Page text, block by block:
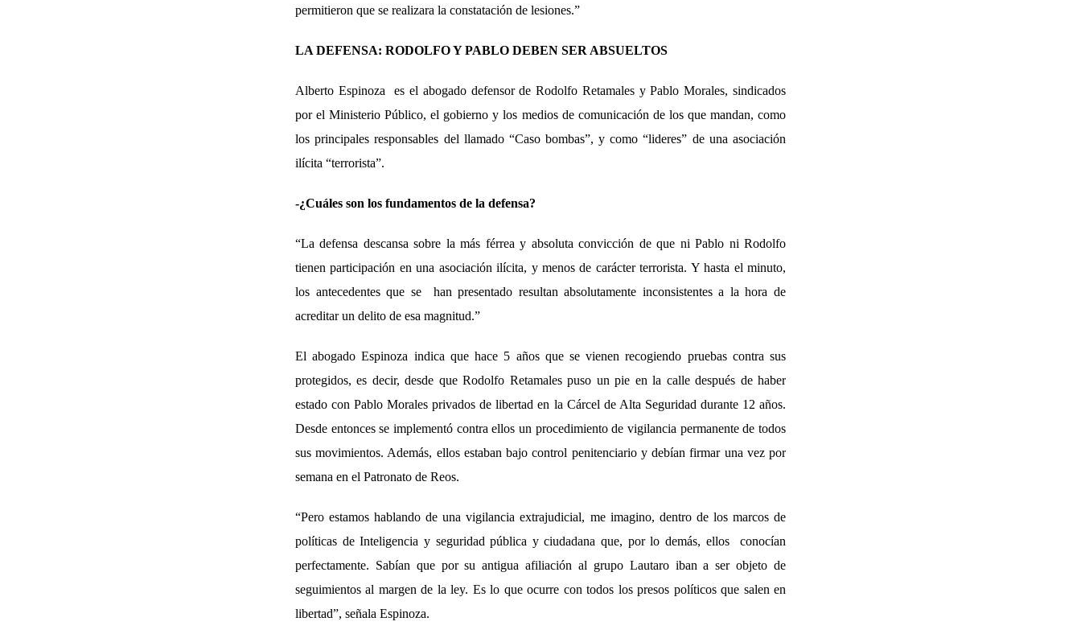
permitieron que se realizara la constatación de lesiones.”
LA DEFENSA: RODOLFO Y PABLO DEBEN SER ABSUELTOS
Alberto Espinoza es el abogado defensor de Rodolfo Retamales y Pablo Morales, sindicados
por el Ministerio Público, el gobierno y los medios de comunicación de los que mandan, como
los principales responsables del llamado “Caso bombas”, y como “lideres” de una asociación
ilícita “terrorista”.
-¿Cuáles son los fundamentos de la defensa?
“La defensa descansa sobre la más férrea y absoluta convicción de que ni Pablo ni Rodolfo
tienen participación en una asociación ilícita, y menos de carácter terrorista. Y hasta el minuto,
los antecedentes que se han presentado resultan absolutamente inconsistentes a la hora de
acreditar un delito de esa magnitud.”
El abogado Espinoza indica que hace 5 años que se vienen recogiendo pruebas contra sus
protegidos, es decir, desde que Rodolfo Retamales puso un pie en la calle después de haber
estado con Pablo Morales privados de libertad en la Cárcel de Alta Seguridad durante 12 años.
Desde entonces se implementó contra ellos un procedimiento de vigilancia permanente de todos
sus movimientos. Además, ellos estaban bajo control penitenciario y debían firmar una vez por
semana en el Patronato de Reos.
“Pero estamos hablando de una vigilancia extrajudicial, me imagino, dentro de los marcos de
políticas de Inteligencia y seguridad pública y ciudadana que, por lo demás, ellos conocían
perfectamente. Sabían que por su antigua afiliación al grupo Lautaro iban a ser objeto de
seguimientos al margen de la ley. Es lo que ocurre con todos los presos políticos que salen en
libertad”, señala Espinoza.